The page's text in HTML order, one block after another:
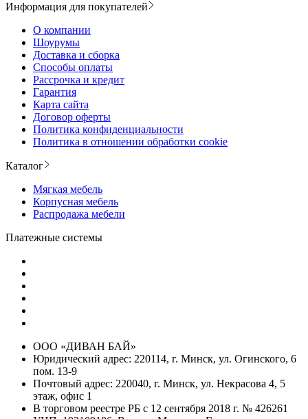
Информация для покупателей
О компании
Шоурумы
Доставка и сборка
Способы оплаты
Рассрочка и кредит
Гарантия
Карта сайта
Договор оферты
Политика конфиденциальности
Политика в отношении обработки cookie
Каталог
Мягкая мебель
Корпусная мебель
Распродажа мебели
Платежные системы
ООО «ДИВАН БАЙ»
Юридический адрес: 220114, г. Минск, ул. Огинского, 6
пом. 13-9
Почтовый адрес: 220040, г. Минск, ул. Некрасова 4, 5
этаж, офис 1
В торговом реестре РБ с 12 сентября 2018 г. № 426261